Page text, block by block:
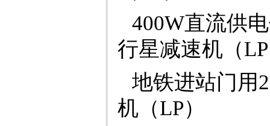
400W直流供
行星减速机（
地铁进站门用
机（LP）